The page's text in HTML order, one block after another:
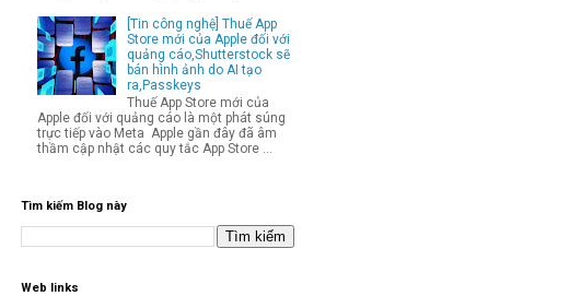
[Tin công nghệ] Thuế App
Store mới của Apple đối với
quảng cáo,Shutterstock sẽ
bán hình ảnh do AI tạo
ra,Passkeys
Thuế App Store mới của
Apple đối với quảng cáo là một phát súng
trực tiếp vào Meta Apple gần đây đã âm
thầm cập nhật các quy tắc App Store ...
Tìm kiếm Blog này
Web links